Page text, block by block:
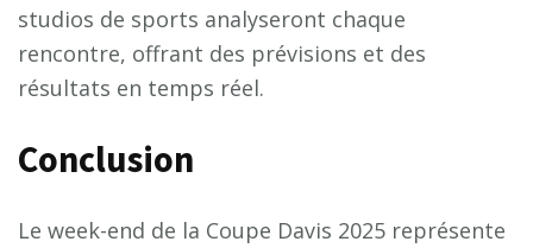
studios de sports analyseront chaque
rencontre, offrant des prévisions et des
résultats en temps réel.
Conclusion
Le week-end de la Coupe Davis 2025 représente